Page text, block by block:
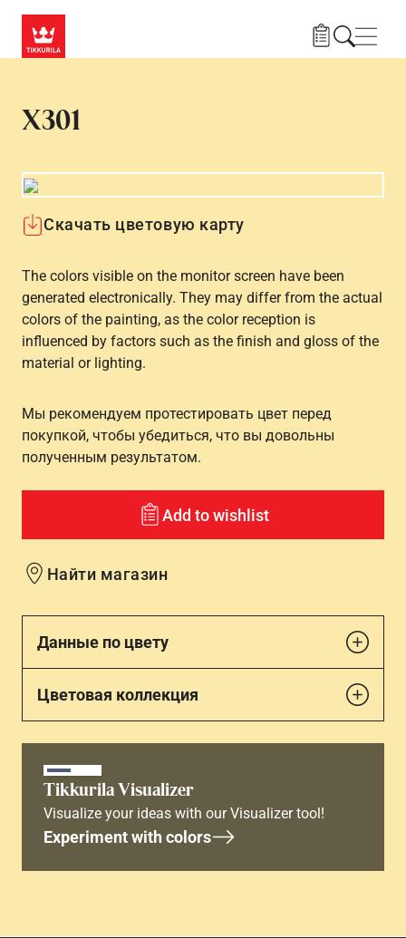
X301
Скачать цветовую карту
The colors visible on the monitor screen have been
generated electronically. They may differ from the actual
colors of the painting, as the color reception is
influenced by factors such as the finish and gloss of the
material or lighting.
Мы рекомендуем протестировать цвет перед
покупкой, чтобы убедиться, что вы довольны
полученным результатом.
Add to wishlist
Найти магазин
Данные по цвету
Цветовая коллекция
Tikkurila Visualizer
Visualize your ideas with our Visualizer tool!
Experiment with colors